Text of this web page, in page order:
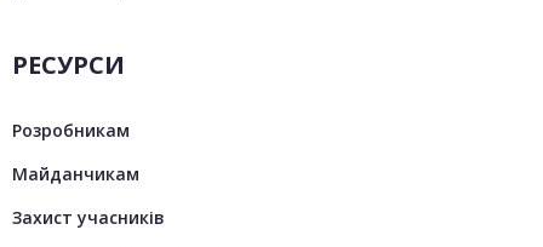
РЕСУРСИ
Розробникам
Майданчикам
Захист учасників